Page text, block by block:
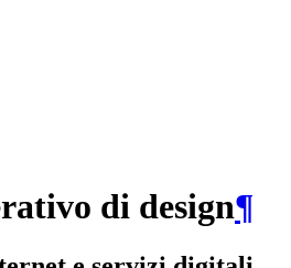
di design¶